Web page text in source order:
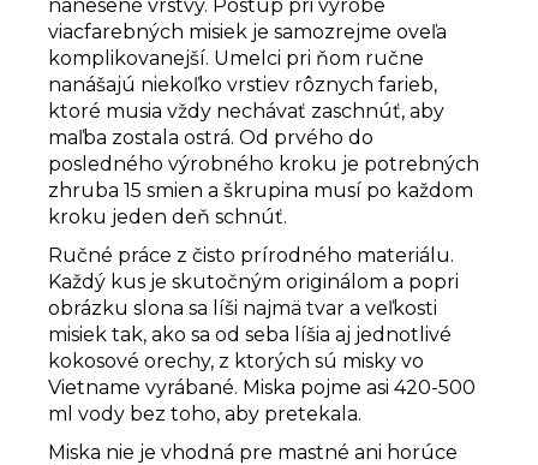
nanesené vrstvy. Postup pri výrobe
viacfarebných misiek je samozrejme oveľa
komplikovanejší. Umelci pri ňom ručne
nanášajú niekoľko vrstiev rôznych farieb,
ktoré musia vždy nechávať zaschnúť, aby
maľba zostala ostrá. Od prvého do
posledného výrobného kroku je potrebných
zhruba 15 smien a škrupina musí po každom
kroku jeden deň schnúť.
Ručné práce z čisto prírodného materiálu.
Každý kus je skutočným originálom a popri
obrázku slona sa líši najmä tvar a veľkosti
misiek tak, ako sa od seba líšia aj jednotlivé
kokosové orechy, z ktorých sú misky vo
Vietname vyrábané. Miska pojme asi 420-500
ml vody bez toho, aby pretekala.
Miska nie je vhodná pre mastné ani horúce